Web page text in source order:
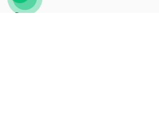
Name
Роль: